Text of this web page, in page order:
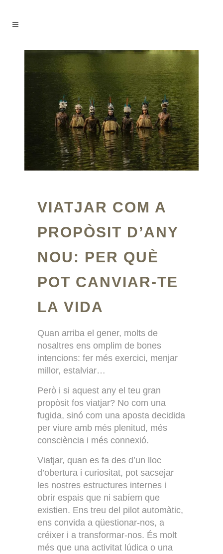
VIATJAR COM A
PROPÒSIT D’ANY
NOU: PER QUÈ
POT CANVIAR-TE
LA VIDA
Quan arriba el gener, molts de
nosaltres ens omplim de bones
intencions: fer més exercici, menjar
millor, estalviar…
Però i si aquest any el teu gran
propòsit fos viatjar? No com una
fugida, sinó com una aposta decidida
per viure amb més plenitud, més
consciència i més connexió.
Viatjar, quan es fa des d’un lloc
d’obertura i curiositat, pot sacsejar
les nostres estructures internes i
obrir espais que ni sabíem que
existien. Ens treu del pilot automàtic,
ens convida a qüestionar-nos, a
créixer i a transformar-nos. És molt
més que una activitat lúdica o una